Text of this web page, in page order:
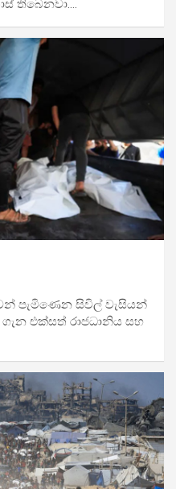
තිබෙනවා.…
පැමිණෙන සිවිල් වැසියන්
එක්සත් රාජධානිය සහ